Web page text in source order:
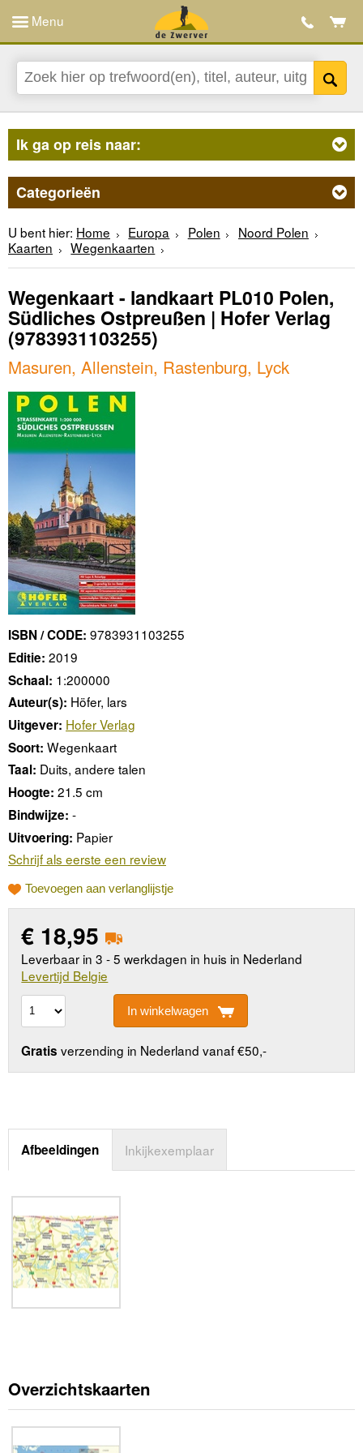
Menu
Ik ga op reis naar:
Categorieën
U bent hier: Home Europa Polen
Noord Polen
Kaarten
Wegenkaarten
Wegenkaart - landkaart PL010 Polen,
Südliches Ostpreußen | Hofer Verlag
(9783931103255)
Masuren, Allenstein, Rastenburg, Lyck
ISBN / CODE: 9783931103255
Editie: 2019
Schaal: 1:200000
Auteur(s): Höfer, lars
Uitgever: Hofer Verlag
Soort: Wegenkaart
Taal: Duits, andere talen
Hoogte: 21.5 cm
Bindwijze: -
Uitvoering: Papier
Schrijf als eerste een review
Toevoegen aan verlanglijstje
€ 18,95
Leverbaar in 3 - 5 werkdagen in huis in Nederland
Levertijd Belgie
In winkelwagen
Gratis verzending in Nederland vanaf €50,-
Afbeeldingen Inkijkexemplaar
Overzichtskaarten